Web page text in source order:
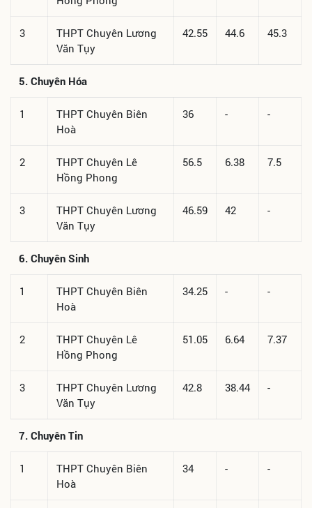
3
THPT Chuyên Lương
Văn Tụy
42.55 44.6 45.3
5. Chuyên Hóa
1
THPT Chuyên Biên
Hoà
36 - -
2
THPT Chuyên Lê
Hồng Phong
56.5 6.38 7.5
3
THPT Chuyên Lương
Văn Tụy
46.59 42 -
6. Chuyên Sinh
1
THPT Chuyên Biên
Hoà
34.25 - -
2
THPT Chuyên Lê
Hồng Phong
51.05 6.64 7.37
3
THPT Chuyên Lương
Văn Tụy
42.8 38.44 -
7. Chuyên Tin
1
THPT Chuyên Biên
Hoà
34 - -